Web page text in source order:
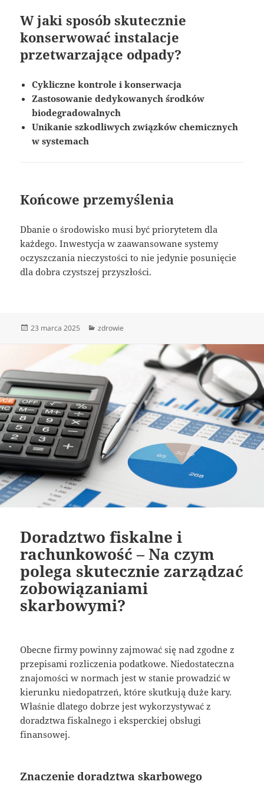
W jaki sposób skutecznie
konserwować instalacje
przetwarzające odpady?
Cykliczne kontrole i konserwacja
Zastosowanie dedykowanych środków
biodegradowalnych
Unikanie szkodliwych związków chemicznych
w systemach
Końcowe przemyślenia
Dbanie o środowisko musi być priorytetem dla
każdego. Inwestycja w zaawansowane systemy
oczyszczania nieczystości to nie jedynie posunięcie
dla dobra czystszej przyszłości.
Data
23 marca 2025 Kategorie
zdrowie
Doradztwo fiskalne i
rachunkowość – Na czym
polega skutecznie zarządzać
zobowiązaniami
skarbowymi?
Obecne firmy powinny zajmować się nad zgodne z
przepisami rozliczenia podatkowe. Niedostateczna
znajomości w normach jest w stanie prowadzić w
kierunku niedopatrzeń, które skutkują duże kary.
Właśnie dlatego dobrze jest wykorzystywać z
doradztwa fiskalnego i eksperckiej obsługi
finansowej.
Znaczenie doradztwa skarbowego